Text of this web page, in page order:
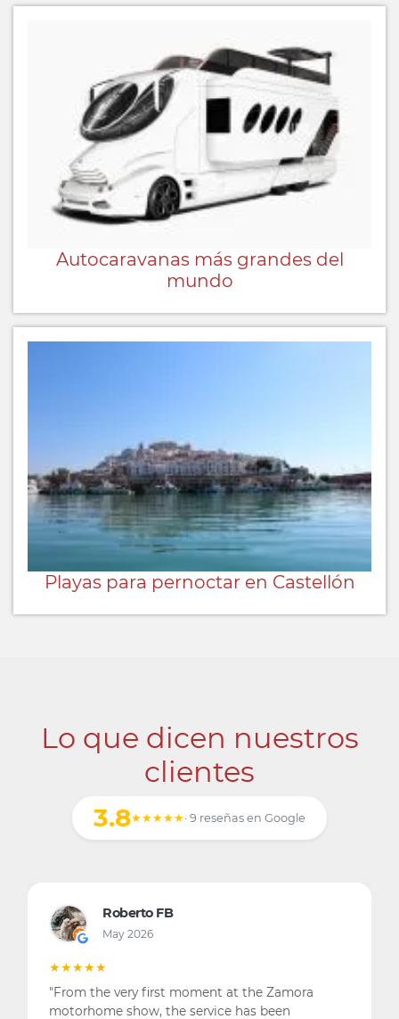
Autocaravanas más grandes del
mundo
Playas para pernoctar en Castellón
Lo que dicen nuestros
clientes
3.8★★★★★· 9 reseñas en Google
Roberto FB
May 2026
★★★★★
"From the very first moment at the Zamora
motorhome show, the service has been